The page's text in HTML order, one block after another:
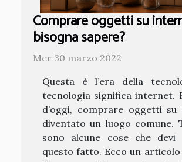
Comprare oggetti su
bisogna sapere?
Mer 30 marzo 2022
Questa è l’era della
tecnologia significa internet.
d’oggi, comprare oggetti
diventato un luogo comune.
sono alcune cose che devi
questo fatto. Ecco un articolo